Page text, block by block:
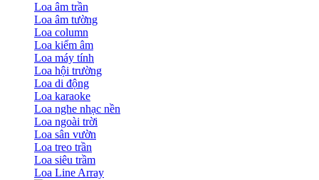
Loa âm trần
Loa âm tường
Loa column
Loa kiểm âm
Loa máy tính
Loa hội trường
Loa di động
Loa karaoke
Loa nghe nhạc nền
Loa ngoài trời
Loa sân vườn
Loa treo trần
Loa siêu trầm
Loa Line Array